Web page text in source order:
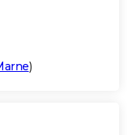
)